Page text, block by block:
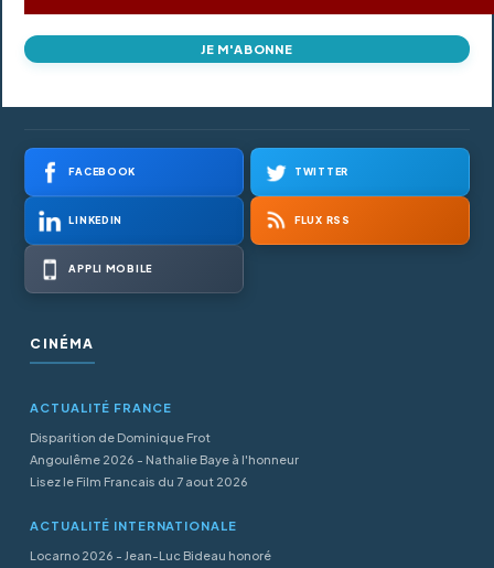
JE M'ABONNE
FACEBOOK TWITTER
LINKEDIN FLUX RSS
APPLI MOBILE
CINÉMA
ACTUALITÉ FRANCE
Disparition de Dominique Frot
Angoulême 2026 - Nathalie Baye à l'honneur
Lisez le Film Francais du 7 aout 2026
ACTUALITÉ INTERNATIONALE
Locarno 2026 - Jean-Luc Bideau honoré